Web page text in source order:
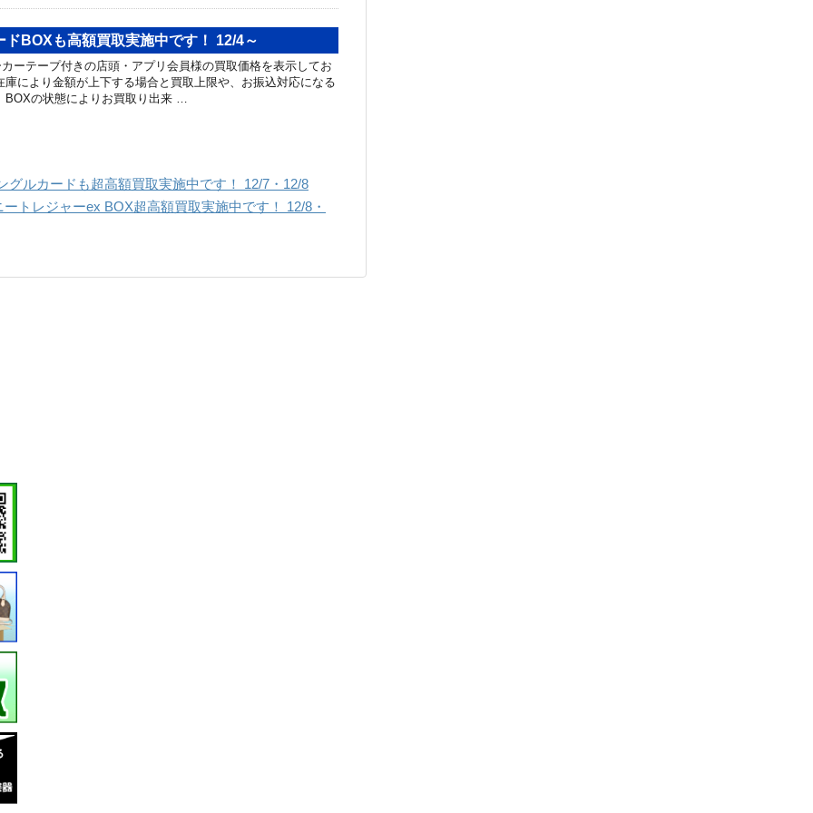
ドBOXも高額買取実施中です！ 12/4～
ーテープ付きの店頭・アプリ会員様の買取価格を表示してお
庫により金額が上下する場合と買取上限や、お振込対応になる
BOXの状態によりお買取り出来 …
グルカードも超高額買取実施中です！ 12/7・12/8
トレジャーex BOX超高額買取実施中です！ 12/8・